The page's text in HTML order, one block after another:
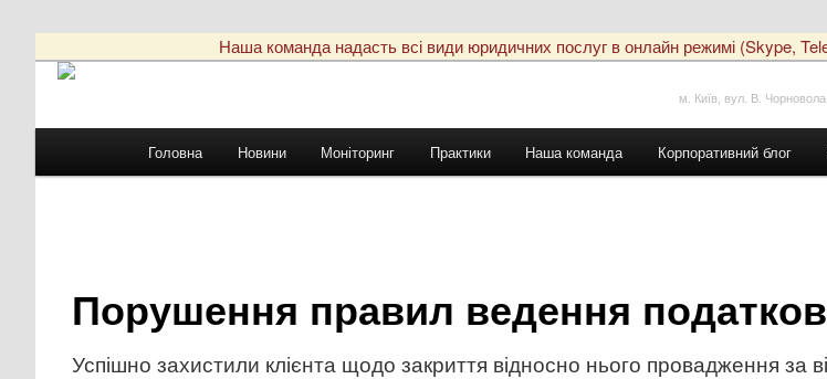
Наша команда надасть всі види юридичних послуг в онлайн режимі (Skype,
м. Київ, вул. В.
Перейти
вмісту
Головна Новини Моніторинг Практики Наша команда Корпоративний блог
Порушення правил ведення
Успішно захистили клієнта щодо закриття відносно нього провадження за